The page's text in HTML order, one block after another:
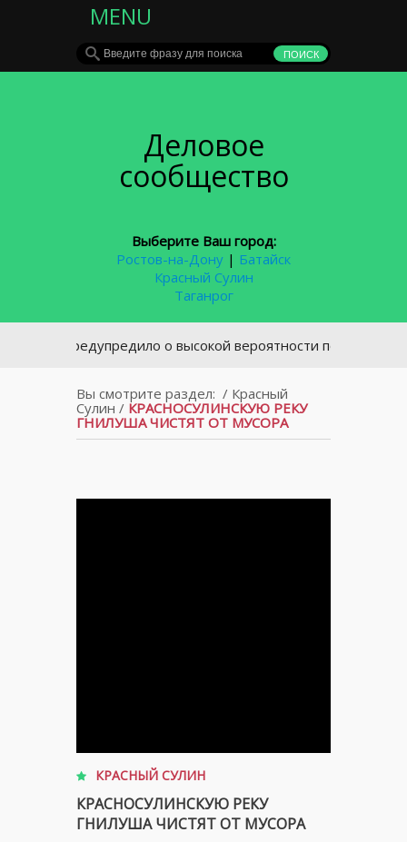
MENU
Деловое
сообщество
Выберите Ваш город:
Ростов-на-Дону | Батайск
Красный Сулин
Таганрог
предупредило о высокой вероятности пожаров в
Вы смотрите раздел: / Красный
Сулин / КРАСНОСУЛИНСКУЮ РЕКУ
ГНИЛУША ЧИСТЯТ ОТ МУСОРА
КРАСНЫЙ СУЛИН
КРАСНОСУЛИНСКУЮ РЕКУ
ГНИЛУША ЧИСТЯТ ОТ МУСОРА